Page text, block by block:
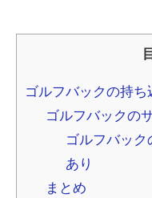
ゴルフバックの持ち
ゴルフバックの
ゴルフバッ
あり
まとめ